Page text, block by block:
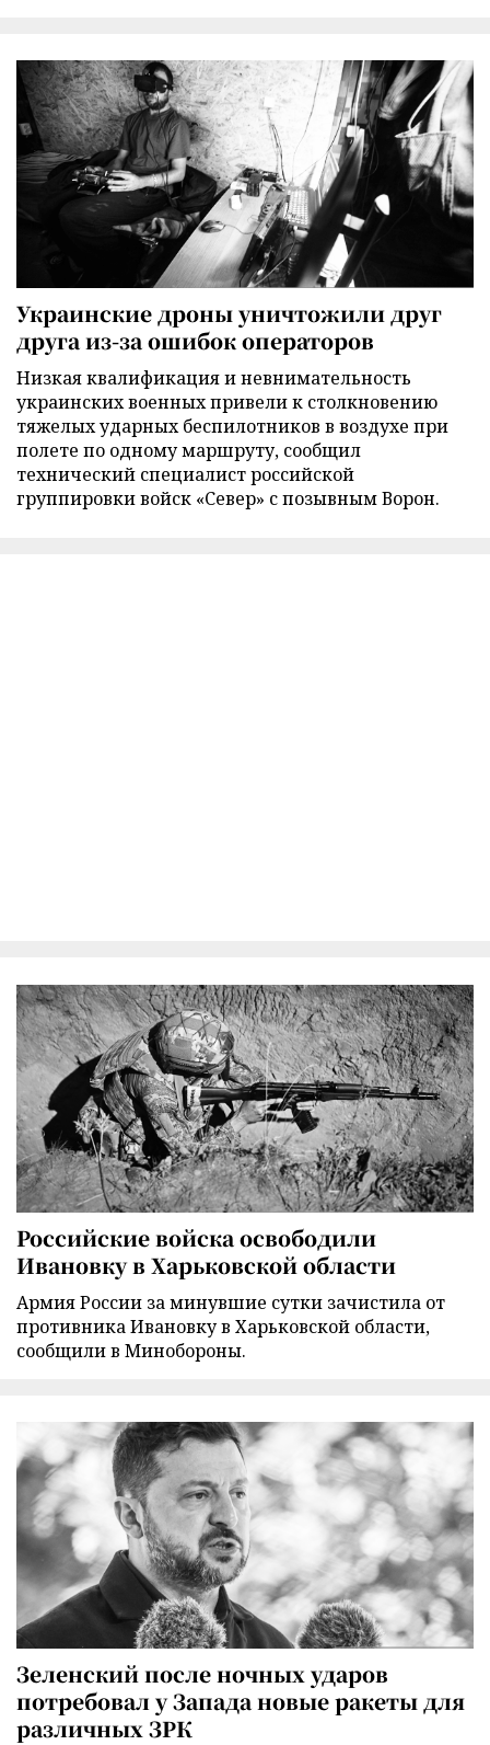
Украинские дроны уничтожили друг
друга из-за ошибок операторов
Низкая квалификация и невнимательность
украинских военных привели к столкновению
тяжелых ударных беспилотников в воздухе при
полете по одному маршруту, сообщил
технический специалист российской
группировки войск «Север» с позывным Ворон.
Российские войска освободили
Ивановку в Харьковской области
Армия России за минувшие сутки зачистила от
противника Ивановку в Харьковской области,
сообщили в Минобороны.
Зеленский после ночных ударов
потребовал у Запада новые ракеты для
различных ЗРК